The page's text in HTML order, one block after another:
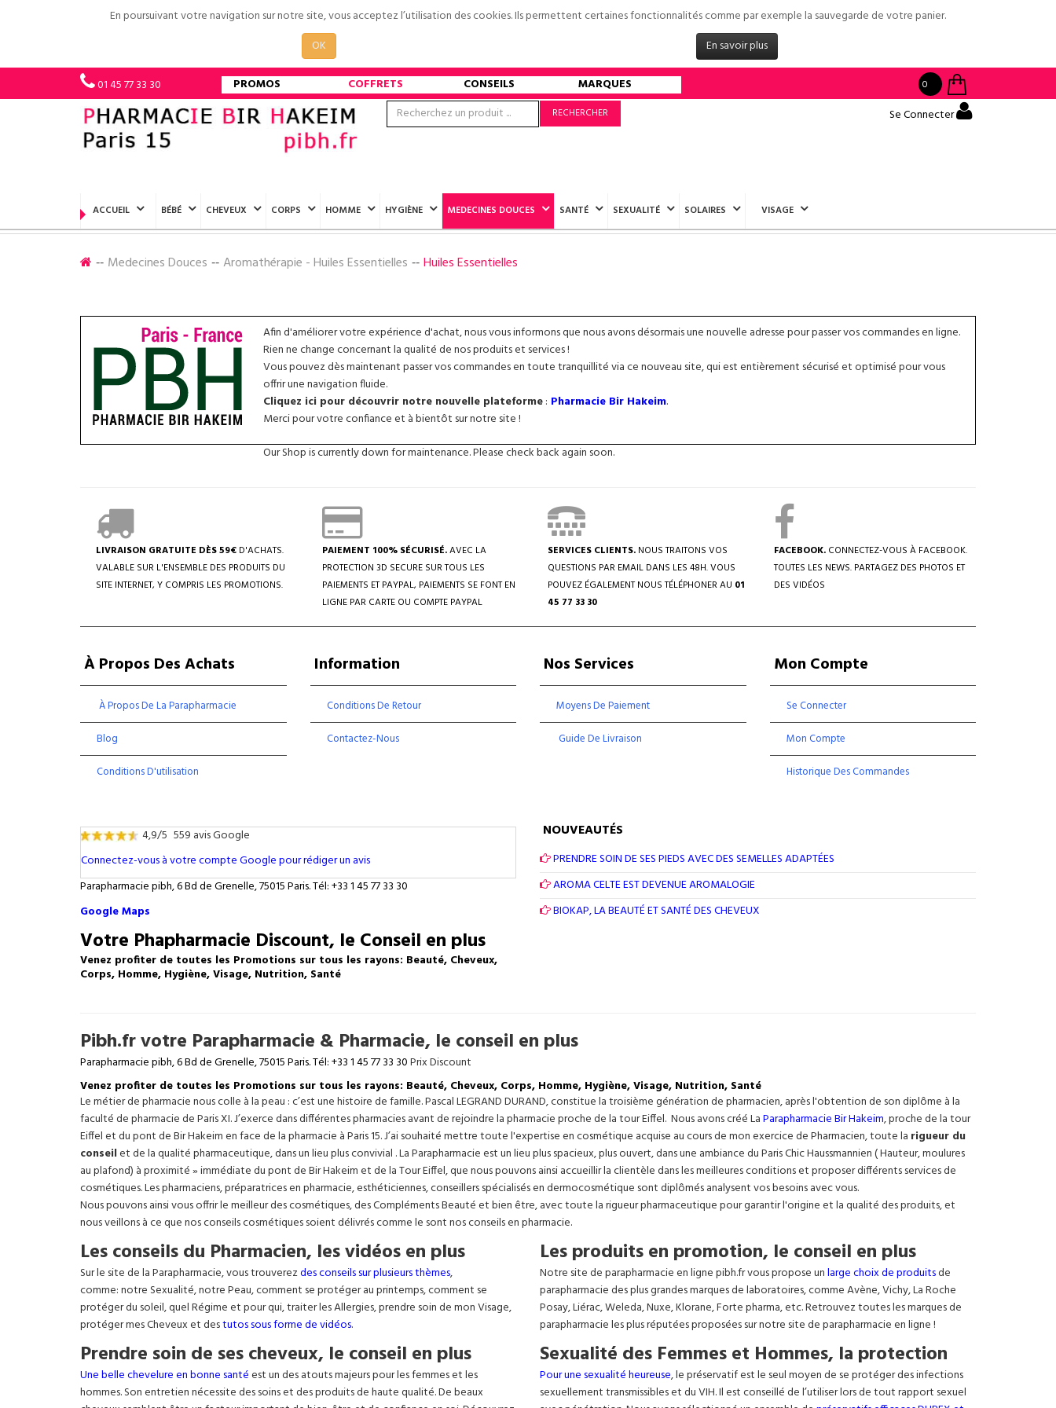
En poursuivant votre navigation sur notre site, vous acceptez l’utilisation des cookies. Ils permettent certaines fonctionnalités comme par exemple la sauvegarde de votre panier.
OK
En savoir plus
01 45 77 33 30 PROMOS COFFRETS CONSEILS MARQUES
0
RECHERCHER
Se Connecter
ACCUEIL BÉBÉ CHEVEUX CORPS HOMME HYGIÈNE MEDECINES DOUCES SANTÉ SEXUALITÉ SOLAIRES VISAGE
Medecines Douces Aromathérapie - Huiles Essentielles Huiles Essentielles
Afin d'améliorer votre expérience d'achat, nous vous informons que nous avons désormais une nouvelle adresse pour passer vos commandes en ligne.
Rien ne change concernant la qualité de nos produits et services !
Vous pouvez dès maintenant passer vos commandes en toute tranquillité via ce nouveau site, qui est entièrement sécurisé et optimisé pour vous
offrir une navigation fluide.
Cliquez ici pour découvrir notre nouvelle plateforme: Pharmacie Bir Hakeim.
Merci pour votre confiance et à bientôt sur notre site !
Our Shop is currently down for maintenance. Please check back again soon.
LIVRAISON GRATUITE DÈS 59€ D'ACHATS.
VALABLE SUR L'ENSEMBLE DES PRODUITS DU
SITE INTERNET, Y COMPRIS LES PROMOTIONS.
PAIEMENT 100% SÉCURISÉ.AVEC LA
PROTECTION 3D SECURE SUR TOUS LES
PAIEMENTS ET PAYPAL, PAIEMENTS SE FONT EN
LIGNE PAR CARTE OU COMPTE PAYPAL
SERVICES CLIENTS. NOUS TRAITONS VOS
QUESTIONS PAR EMAIL DANS LES 48H. VOUS
POUVEZ ÉGALEMENT NOUS TÉLÉPHONER AU 01
45 77 33 30
FACEBOOK.CONNECTEZ-VOUS À FACEBOOK.
TOUTES LES NEWS. PARTAGEZ DES PHOTOS ET
DES VIDÉOS
À Propos Des Achats
À Propos De La Parapharmacie
Blog
Conditions D'utilisation
Information
Conditions De Retour
Contactez-Nous
Nos Services
Moyens De Paiement
Guide De Livraison
Mon Compte
Se Connecter
Mon Compte
Historique Des Commandes
4,9/5 559 avis Google
Connectez-vous à votre compte Google pour rédiger un avis
Parapharmacie pibh, 6 Bd de Grenelle, 75015 Paris. Tél: +33 1 45 77 33 30
Google Maps
Votre Phapharmacie Discount, le Conseil en plus
Venez profiter de toutes les Promotions sur tous les rayons: Beauté, Cheveux,
Corps, Homme, Hygiène, Visage, Nutrition, Santé
NOUVEAUTÉS
PRENDRE SOIN DE SES PIEDS AVEC DES SEMELLES ADAPTÉES
AROMA CELTE EST DEVENUE AROMALOGIE
BIOKAP, LA BEAUTÉ ET SANTÉ DES CHEVEUX
Pibh.fr votre Parapharmacie & Pharmacie, le conseil en plus
Parapharmacie pibh, 6 Bd de Grenelle, 75015 Paris. Tél: +33 1 45 77 33 30Prix Discount
Venez profiter de toutes les Promotions sur tous les rayons: Beauté, Cheveux, Corps, Homme, Hygiène, Visage, Nutrition, Santé
Le métier de pharmacie nous colle à la peau : c’est une histoire de famille. Pascal LEGRAND DURAND, constitue la troisième génération de pharmacien, après l'obtention de son diplôme à la
faculté de pharmacie de Paris XI. J’exerce dans différentes pharmacies avant de rejoindre la pharmacie proche de la tour Eiffel. Nous avons créé LaParapharmacie Bir Hakeim, proche de la tour
Eiffelet du pont de Bir Hakeim en face de la pharmacie à Paris 15. J’ai souhaité mettre toute l'expertise en cosmétique acquise au cours de mon exercice de Pharmacien, toute la rigueur du
conseilet de la qualité pharmaceutique, dans un lieu plus convivial . La Parapharmacie est un lieu plus spacieux, plus ouvert, dans une ambiance du Paris Chic Haussmannien ( Hauteur, moulures
au plafond) à proximité » immédiate du pont de Bir Hakeim et de la Tour Eiffel, que nous pouvons ainsi accueillir la clientèle dans les meilleures conditions et proposer différents services de
cosmétiques. Les pharmaciens, préparatrices en pharmacie, esthéticiennes, conseillers spécialisés en dermocosmétique sont diplômés analysent vos besoins avec vous.
Nous pouvons ainsi vous offrir le meilleur des cosmétiques, des Compléments Beauté et bien être, avec toute la rigueur pharmaceutique pour garantir l'origine et la qualité des produits, et
nous veillons à ce que nos conseils cosmétiques soient délivrés comme le sont nos conseils en pharmacie.
Les conseils du Pharmacien, les vidéos en plus
Sur le site de la Parapharmacie, vous trouverezdes conseils sur plusieurs thèmes,
comme: notre Sexualité, notre Peau, comment se protéger au printemps, comment se
protéger du soleil, quel Régime et pour qui, traiter les Allergies, prendre soin de mon Visage,
protéger mes Cheveux et destutos sous forme de vidéos.
Les produits en promotion, le conseil en plus
Notre site de parapharmacie en ligne pibh.fr vous propose unlarge choix de produitsde
parapharmacie des plus grandes marques de laboratoires, comme Avène, Vichy, La Roche
Posay, Liérac, Weleda, Nuxe, Klorane, Forte pharma, etc. Retrouvez toutes les marques de
parapharmacie les plus réputées proposées sur notre site de parapharmacie en ligne !
Prendre soin de ses cheveux, le conseil en plus
Une belle chevelure en bonne santéest un des atouts majeurs pour les femmes et les
hommes. Son entretien nécessite des soins et des produits de haute qualité. De beaux
Sexualité des Femmes et Hommes, la protection
Pour une sexualité heureuse, le préservatif est le seul moyen de se protéger des infections
sexuellement transmissibles et du VIH. Il est conseillé de l’utiliser lors de tout rapport sexuel